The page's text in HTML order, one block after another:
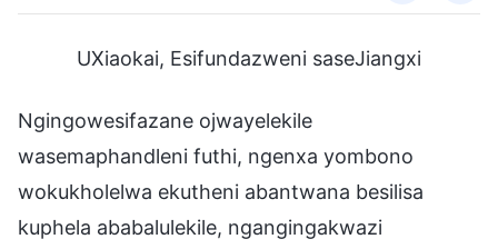
UXiaokai, Esifundazweni saseJiangxi
Ngingowesifazane ojwayelekile
wasemaphandleni futhi, ngenxa yombono
wokukholelwa ekutheni abantwana besilisa
kuphela ababalulekile, ngangingakwazi